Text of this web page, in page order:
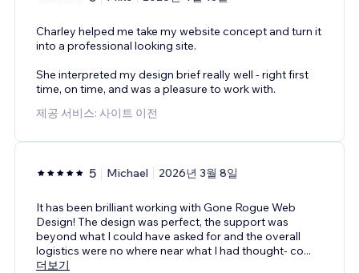
Charley helped me take my website concept and turn it
into a professional looking site.
She interpreted my design brief really well - right first
time, on time, and was a pleasure to work with.
제공 서비스: 사이트 이전
5 Michael 2026년 3월 8일
It has been brilliant working with Gone Rogue Web
Design! The design was perfect, the support was
beyond what I could have asked for and the overall
logistics were no where near what I had thought- co...
더보기